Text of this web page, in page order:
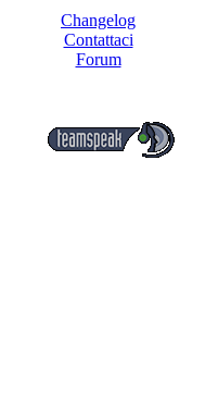
Changelog
Contattaci
Forum